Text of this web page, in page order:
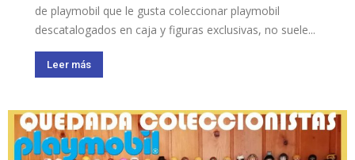
de playmobil que le gusta coleccionar playmobil
descatalogados en caja y figuras exclusivas, no suele...
Leer más